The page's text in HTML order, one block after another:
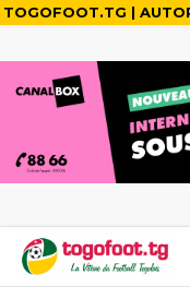
TOGOFOOT.TG |